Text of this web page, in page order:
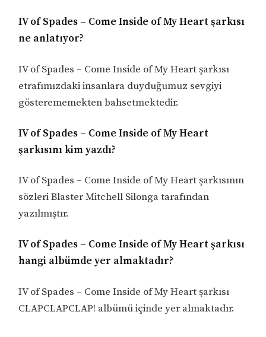
IV of Spades – Come Inside of My Heart şarkısı
ne anlatıyor?
IV of Spades – Come Inside of My Heart şarkısı
etrafımızdaki insanlara duyduğumuz sevgiyi
gösterememekten bahsetmektedir.
IV of Spades – Come Inside of My Heart
şarkısını kim yazdı?
IV of Spades – Come Inside of My Heart şarkısının
sözleri Blaster Mitchell Silonga tarafından
yazılmıştır.
IV of Spades – Come Inside of My Heart şarkısı
hangi albümde yer almaktadır?
IV of Spades – Come Inside of My Heart şarkısı
CLAPCLAPCLAP! albümü içinde yer almaktadır.